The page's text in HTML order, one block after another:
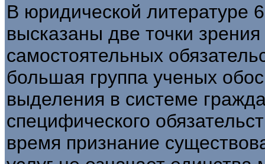
В юридической литературе
высказаны две точки
самостоятельных
большая группа ученых
выделения в системе
специфического
время признание